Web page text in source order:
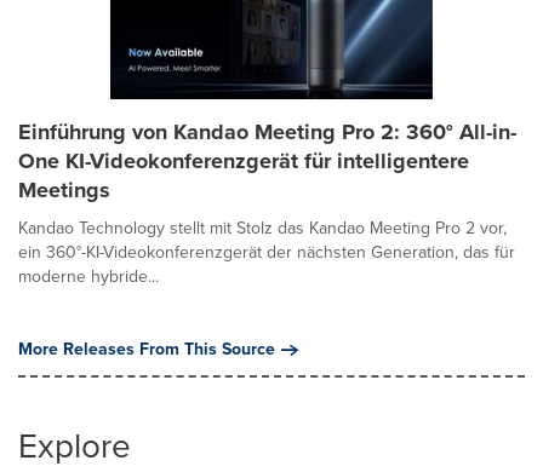
Einführung von Kandao Meeting Pro 2: 360° All-in-
One KI-Videokonferenzgerät für intelligentere
Meetings
Kandao Technology stellt mit Stolz das Kandao Meeting Pro 2 vor,
ein 360°-KI-Videokonferenzgerät der nächsten Generation, das für
moderne hybride...
More Releases From This Source
Explore